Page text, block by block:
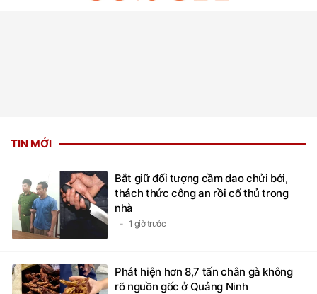
TIN MỚI
Bắt giữ đối tượng cầm dao chửi bới,
thách thức công an rồi cố thủ trong
nhà
1 giờ trước
Phát hiện hơn 8,7 tấn chân gà không
rõ nguồn gốc ở Quảng Ninh